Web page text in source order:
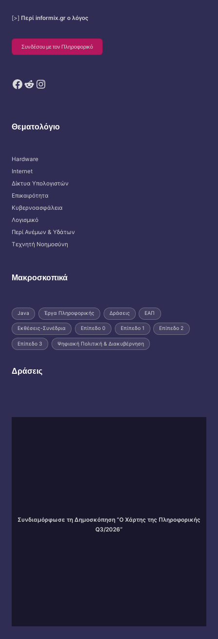
[>] Περί informix.gr ο λόγος
Συνδέσου με τον Πληροφορικό
Facebook
Reddit
Instagram
Θεματολόγιο
Hardware
Internet
Δίκτυα Υπολογιστών
Επικαιρότητα
Κυβερνοασφάλεια
Λογισμικό
Περί Ανέμων & Υδάτων
Τεχνητή Νοημοσύνη
Μακροσκοπικά
Java Έργα Πληροφορικής Δράσεις ΕΑΠ
Εκθέσεις-Συνέδρια Επίπεδο 0 Επίπεδο 1 Επίπεδο 2
Επίπεδο 3 Ψηφιακή Πολιτική & Διακυβέρνηση
Δράσεις
Συνδιαμόρφωσε τη Δημοσκόπηση “Ο Χάρτης της Πληροφορικής
Q3/2026”